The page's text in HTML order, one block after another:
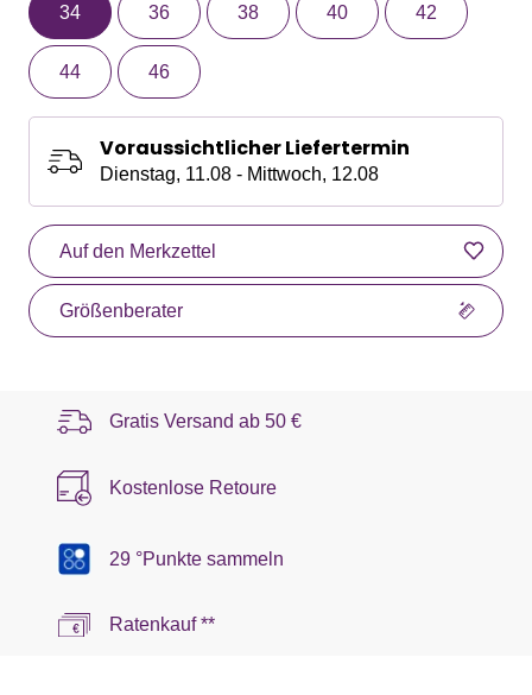
34 36 38 40 42
44 46
Voraussichtlicher Liefertermin
Dienstag, 11.08 - Mittwoch, 12.08
Auf den Merkzettel
Größenberater
Gratis Versand ab 50 €
Kostenlose Retoure
29 °Punkte sammeln
Ratenkauf **